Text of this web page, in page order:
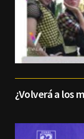
¿Volverá a los